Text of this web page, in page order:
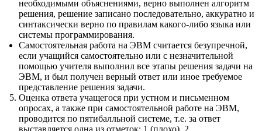
необходимыми объяснениями, верно выполнен алгоритм
решения, решение записано последовательно, аккуратно и
синтаксически верно по правилам какого-либо языка или
системы программирования.
Самостоятельная работа на ЭВМ считается безупречной,
если учащийся самостоятельно или с незначительной
помощью учителя выполнил все этапы решения задачи на
ЭВМ, и был получен верный ответ или иное требуемое
представление решения задачи.
Оценка ответа учащегося при устном и письменном
опросах, а также при самостоятельной работе на ЭВМ,
проводится по пятибалльной системе, т.е. за ответ
выставляется одна из отметок: 1 (плохо), 2